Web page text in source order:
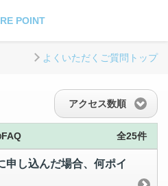
よくいただくご質問トップ
アクセス数順
FAQ 全25件
申し込んだ場合、何ポイ